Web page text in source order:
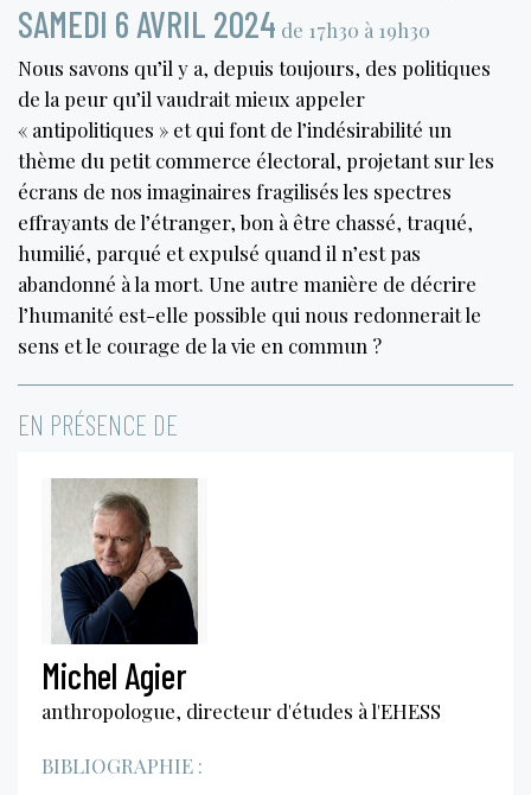
SAMEDI 6 AVRIL 2024 de 17h30 à 19h30
Nous savons qu’il y a, depuis toujours, des politiques
de la peur qu’il vaudrait mieux appeler
« antipolitiques » et qui font de l’indésirabilité un
thème du petit commerce électoral, projetant sur les
écrans de nos imaginaires fragilisés les spectres
effrayants de l’étranger, bon à être chassé, traqué,
humilié, parqué et expulsé quand il n’est pas
abandonné à la mort. Une autre manière de décrire
l’humanité est-elle possible qui nous redonnerait le
sens et le courage de la vie en commun ?
EN PRÉSENCE DE
Michel Agier
anthropologue, directeur d'études à l'EHESS
BIBLIOGRAPHIE :